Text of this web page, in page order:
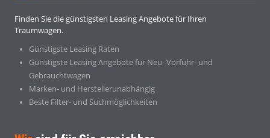
Finden Sie die günstigsten Leasing Angebote für Ihren
Traumwagen.
Günstigste Leasing Raten
Günstigste Leasing Angebote für Neu- Vorführ- und
Gebrauchtwagen
Marken- und Herstellerunabhängig
Beste Filter- und Suchmöglichkeiten